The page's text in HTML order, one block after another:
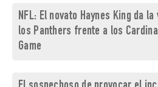
NFL: El novato Haynes King da
los Panthers frente a los
Game